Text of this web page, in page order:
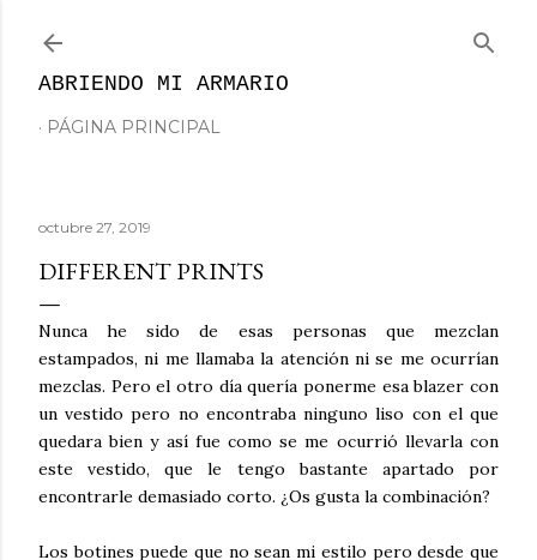
ABRIENDO MI ARMARIO
PÁGINA PRINCIPAL
octubre 27, 2019
DIFFERENT PRINTS
Nunca he sido de esas personas que mezclan
estampados, ni me llamaba la atención ni se me ocurrían
mezclas. Pero el otro día quería ponerme esa blazer con
un vestido pero no encontraba ninguno liso con el que
quedara bien y así fue como se me ocurrió llevarla con
este vestido, que le tengo bastante apartado por
encontrarle demasiado corto. ¿Os gusta la combinación?
Los botines puede que no sean mi estilo pero desde que